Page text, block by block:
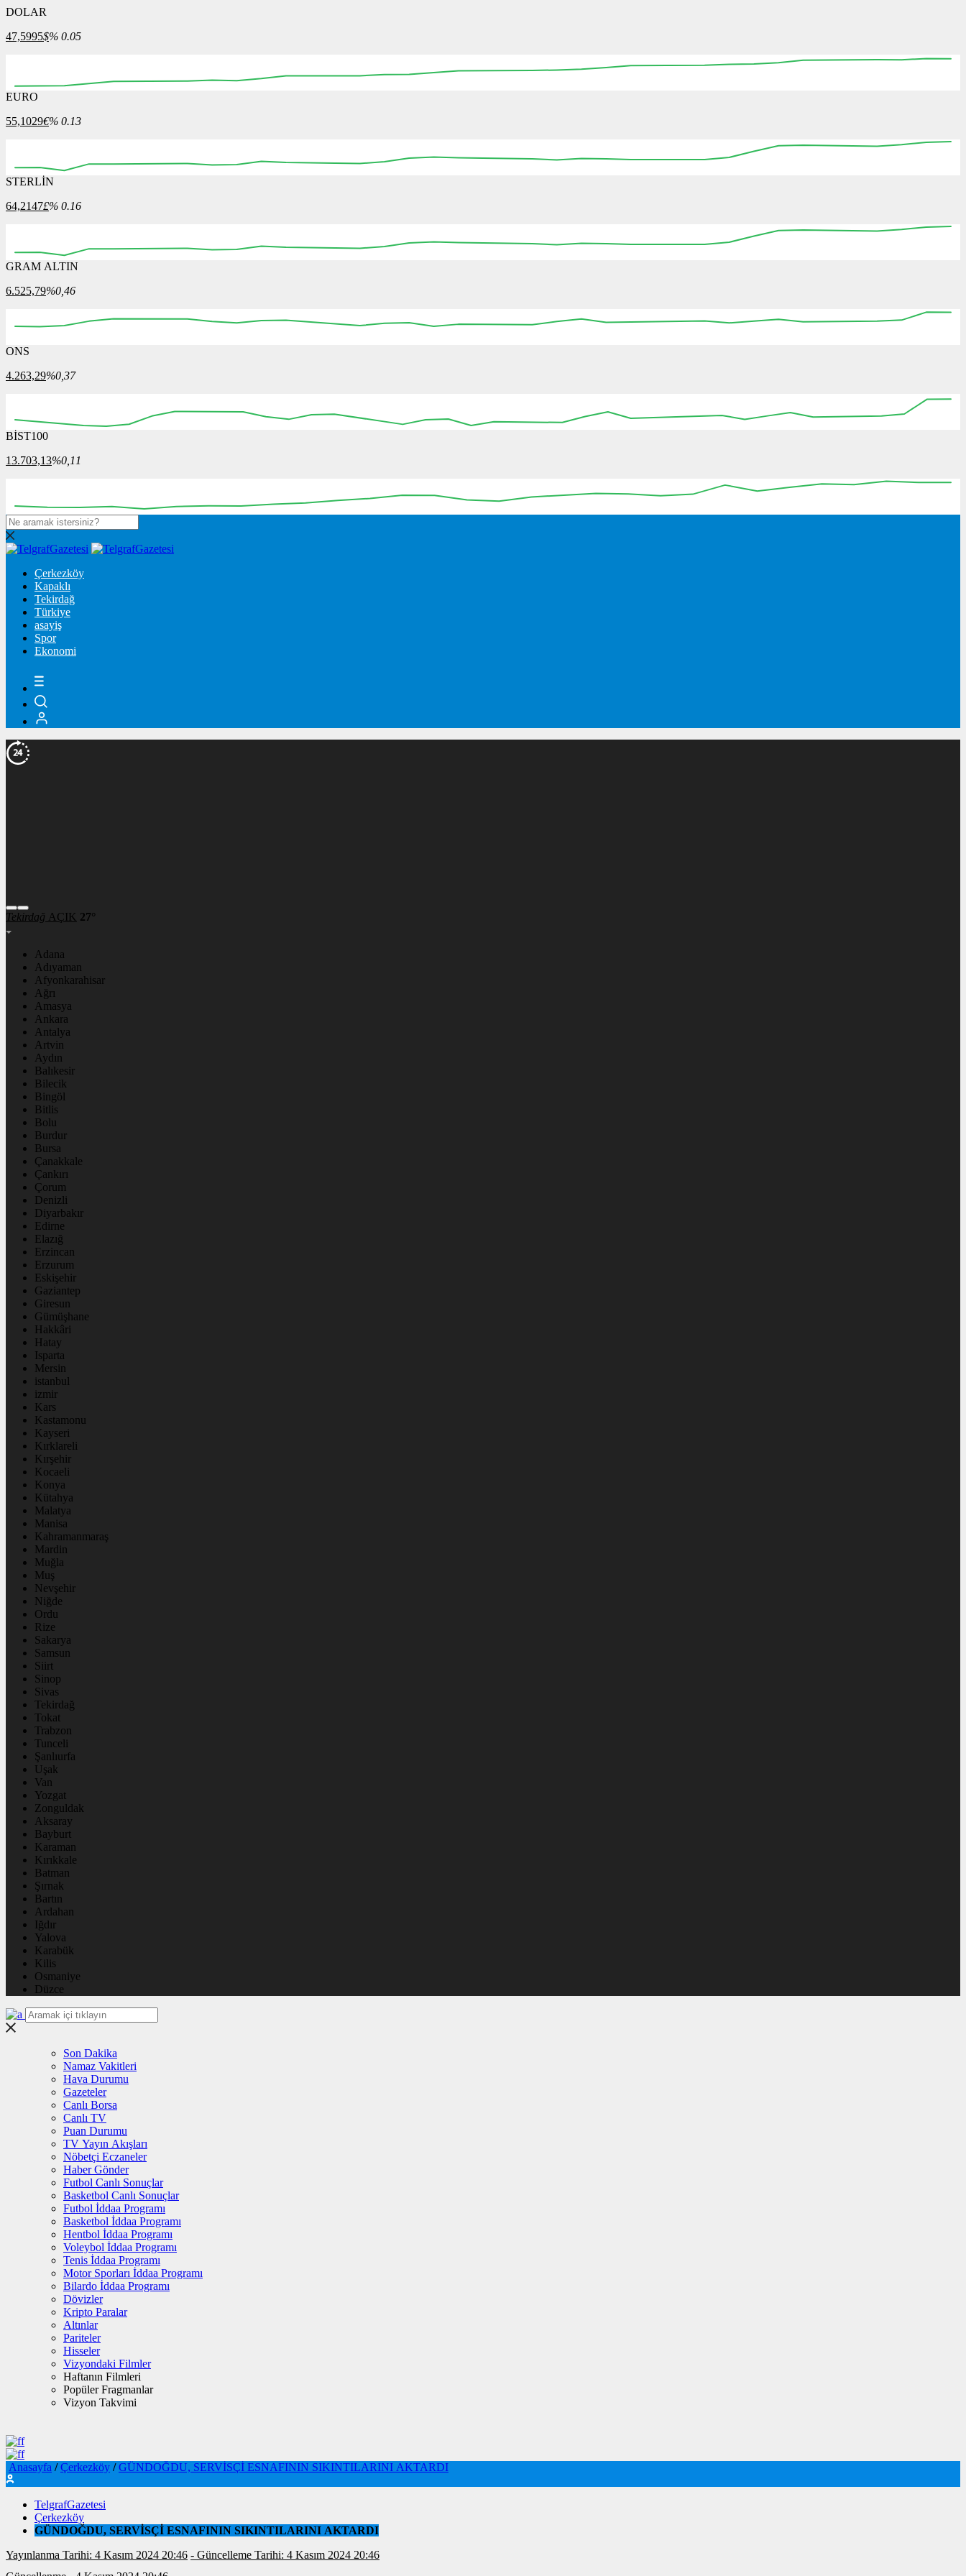
DOLAR
47,5995$% 0.05
EURO
55,1029€% 0.13
STERLİN
64,2147£% 0.16
GRAM ALTIN
6.525,79%0,46
ONS
4.263,29%0,37
BİST100
13.703,13%0,11
Çerkezköy
Kapaklı
Tekirdağ
Türkiye
asayiş
Spor
Ekonomi
Tekirdağ AÇIK 27°
Adana
Adıyaman
Afyonkarahisar
Ağrı
Amasya
Ankara
Antalya
Artvin
Aydın
Balıkesir
Bilecik
Bingöl
Bitlis
Bolu
Burdur
Bursa
Çanakkale
Çankırı
Çorum
Denizli
Diyarbakır
Edirne
Elazığ
Erzincan
Erzurum
Eskişehir
Gaziantep
Giresun
Gümüşhane
Hakkâri
Hatay
Isparta
Mersin
istanbul
izmir
Kars
Kastamonu
Kayseri
Kırklareli
Kırşehir
Kocaeli
Konya
Kütahya
Malatya
Manisa
Kahramanmaraş
Mardin
Muğla
Muş
Nevşehir
Niğde
Ordu
Rize
Sakarya
Samsun
Siirt
Sinop
Sivas
Tekirdağ
Tokat
Trabzon
Tunceli
Şanlıurfa
Uşak
Van
Yozgat
Zonguldak
Aksaray
Bayburt
Karaman
Kırıkkale
Batman
Şırnak
Bartın
Ardahan
Iğdır
Yalova
Karabük
Kilis
Osmaniye
Düzce
Son Dakika
Namaz Vakitleri
Hava Durumu
Gazeteler
Canlı Borsa
Canlı TV
Puan Durumu
TV Yayın Akışları
Nöbetçi Eczaneler
Haber Gönder
Futbol Canlı Sonuçlar
Basketbol Canlı Sonuçlar
Futbol İddaa Programı
Basketbol İddaa Programı
Hentbol İddaa Programı
Voleybol İddaa Programı
Tenis İddaa Programı
Motor Sporları İddaa Programı
Bilardo İddaa Programı
Dövizler
Kripto Paralar
Altınlar
Pariteler
Hisseler
Vizyondaki Filmler
Haftanın Filmleri
Popüler Fragmanlar
Vizyon Takvimi
Anasayfa / Çerkezköy / GÜNDOĞDU, SERVİSÇİ ESNAFININ SIKINTILARINI AKTARDI
TelgrafGazetesi
Çerkezköy
GÜNDOĞDU, SERVİSÇİ ESNAFININ SIKINTILARINI AKTARDI
Yayınlanma Tarihi: 4 Kasım 2024 20:46
- Güncelleme Tarihi: 4 Kasım 2024 20:46